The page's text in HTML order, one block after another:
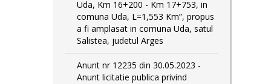
Uda, Km 16+200 - Km 17+753, in
comuna Uda, L=1,553 Km”, propus
a fi amplasat in comuna Uda, satul
Salistea, judetul Arges
Anunt nr 12235 din 30.05.2023 -
Anunt licitatie publica privind